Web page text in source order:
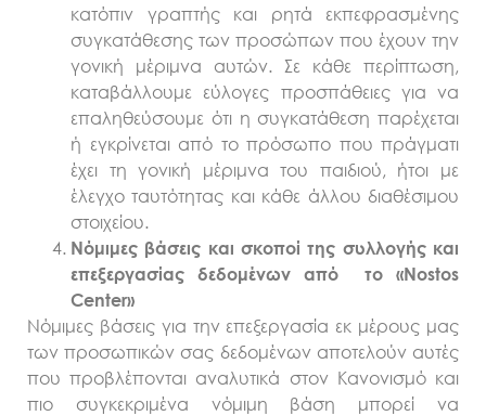
κατόπιν γραπτής και ρητά εκπεφρασμένης
συγκατάθεσης των προσώπων που έχουν την
γονική μέριμνα αυτών. Σε κάθε περίπτωση,
καταβάλλουμε εύλογες προσπάθειες για να
επαληθεύσουμε ότι η συγκατάθεση παρέχεται
ή εγκρίνεται από το πρόσωπο που πράγματι
έχει τη γονική μέριμνα του παιδιού, ήτοι με
έλεγχο ταυτότητας και κάθε άλλου διαθέσιμου
στοιχείου.
Νόμιμες βάσεις και σκοπoί της συλλογής και
επεξεργασίας δεδομένων από το «Nostos
Center»
Νόμιμες βάσεις για την επεξεργασία εκ μέρους μας
των προσωπικών σας δεδομένων αποτελούν αυτές
που προβλέπονται αναλυτικά στον Κανονισμό και
πιο συγκεκριμένα νόμιμη βάση μπορεί να